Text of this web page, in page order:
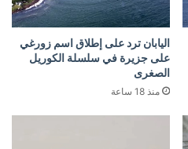
اليابان ترد على إطلاق اسم زورغي
على جزيرة في سلسلة الكوريل
الصغرى
منذ 18 ساعة